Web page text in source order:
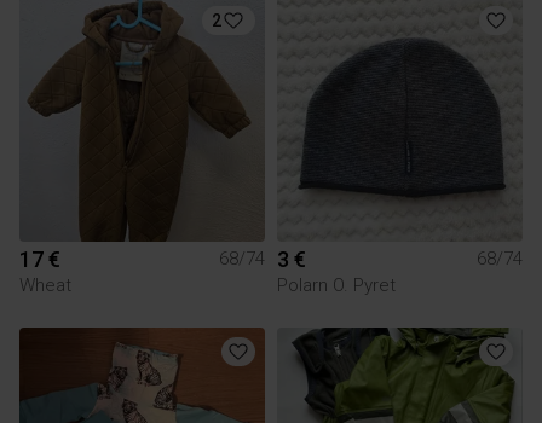
2
17 €
68/74
Wheat
3 €
68/74
Polarn O. Pyret